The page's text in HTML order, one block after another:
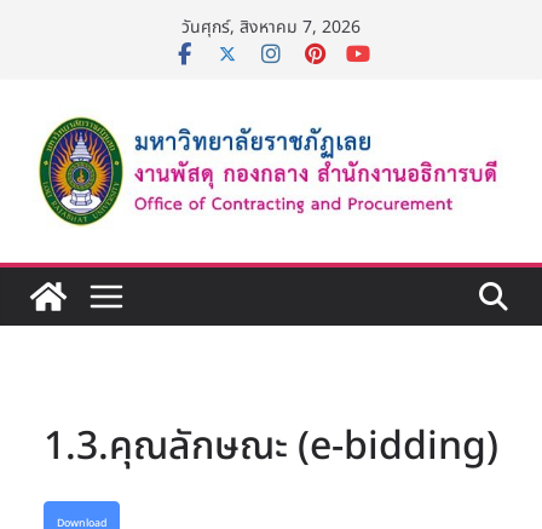
วันศุกร์, สิงหาคม 7, 2026
1.3.คุณลักษณะ (e-bidding)
Download